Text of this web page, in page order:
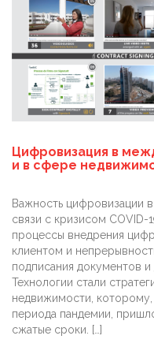
Цифровизация в
и в сфере
Важность цифровизации
связи с кризисом COVID-
процессы внедрения
клиентом и
подписания документов
Технологии стали
недвижимости,
периода пандемии,
сжатые сроки. […]